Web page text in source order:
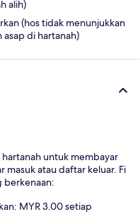
alih)
(hos tidak menunjukkan
di hartanah)
untuk membayar
masuk atau daftar keluar. Fi
berkenaan:
MYR 3.00 setiap